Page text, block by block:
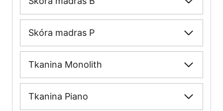
Skóra madras P
Tkanina Monolith
Tkanina Piano